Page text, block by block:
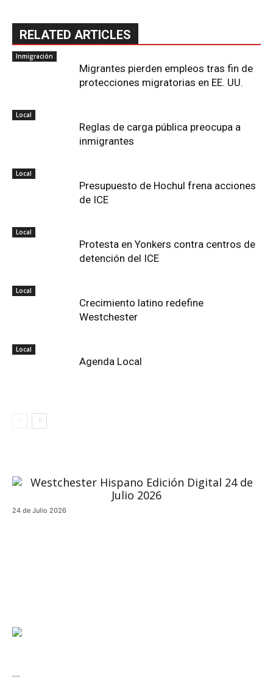
RELATED ARTICLES
Inmigración
Migrantes pierden empleos tras fin de
protecciones migratorias en EE. UU.
Local
Reglas de carga pública preocupa a
inmigrantes
Local
Presupuesto de Hochul frena acciones
de ICE
Local
Protesta en Yonkers contra centros de
detención del ICE
Local
Crecimiento latino redefine
Westchester
Local
Agenda Local
24 de Julio 2026